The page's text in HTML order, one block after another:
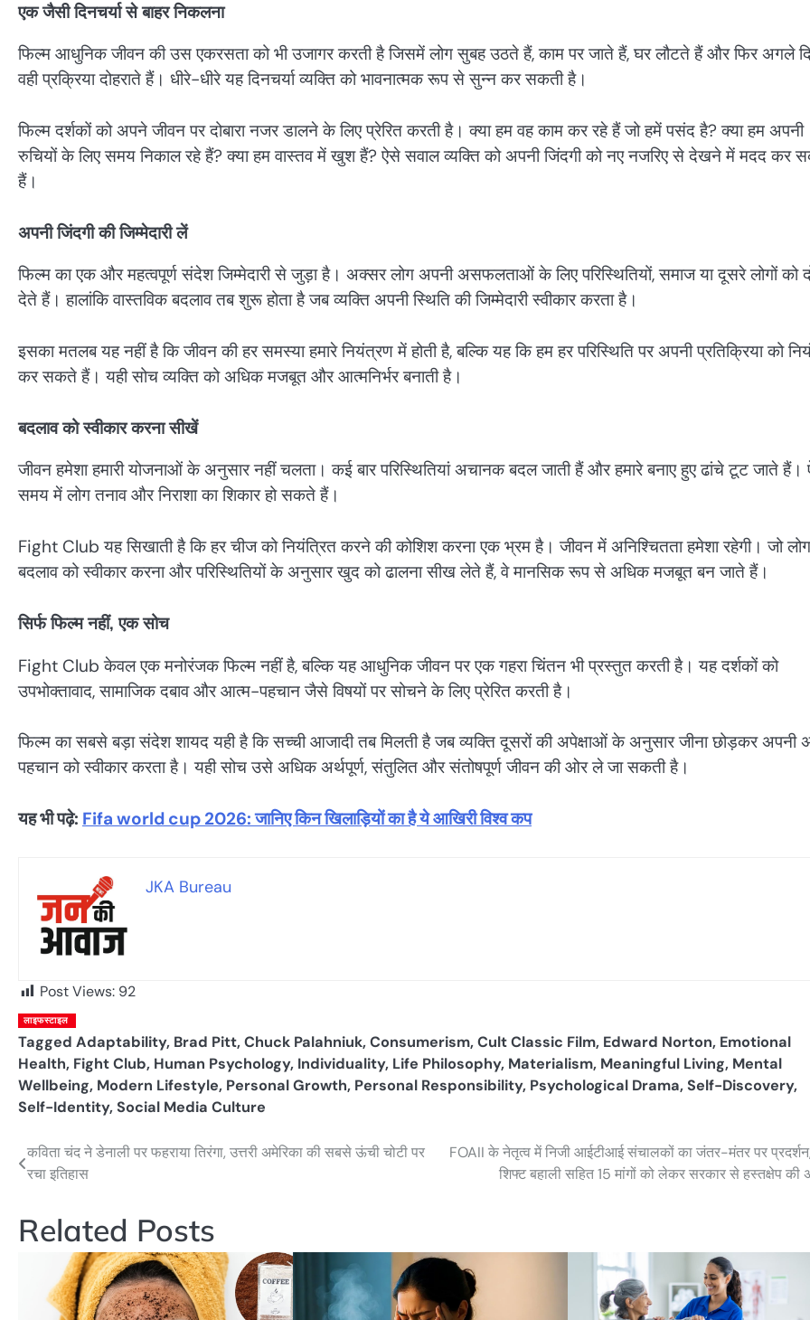
एक जैसी दिनचर्या से बाहर निकलना
फिल्म आधुनिक जीवन की उस एकरसता को भी उजागर करती है जिसमें लोग सुबह उठते हैं, काम पर जाते हैं, घर लौटते हैं और फिर अगले
वही प्रक्रिया दोहराते हैं। धीरे-धीरे यह दिनचर्या व्यक्ति को भावनात्मक रूप से सुन्न कर सकती है।
फिल्म दर्शकों को अपने जीवन पर दोबारा नजर डालने के लिए प्रेरित करती है। क्या हम वह काम कर रहे हैं जो हमें पसंद है? क्या हम अपनी
रुचियों के लिए समय निकाल रहे हैं? क्या हम वास्तव में खुश हैं? ऐसे सवाल व्यक्ति को अपनी जिंदगी को नए नजरिए से देखने में मदद कर
हैं।
अपनी जिंदगी की जिम्मेदारी लें
फिल्म का एक और महत्वपूर्ण संदेश जिम्मेदारी से जुड़ा है। अक्सर लोग अपनी असफलताओं के लिए परिस्थितियों, समाज या दूसरे लोगों को
देते हैं। हालांकि वास्तविक बदलाव तब शुरू होता है जब व्यक्ति अपनी स्थिति की जिम्मेदारी स्वीकार करता है।
इसका मतलब यह नहीं है कि जीवन की हर समस्या हमारे नियंत्रण में होती है, बल्कि यह कि हम हर परिस्थिति पर अपनी प्रतिक्रिया को
कर सकते हैं। यही सोच व्यक्ति को अधिक मजबूत और आत्मनिर्भर बनाती है।
बदलाव को स्वीकार करना सीखें
जीवन हमेशा हमारी योजनाओं के अनुसार नहीं चलता। कई बार परिस्थितियां अचानक बदल जाती हैं और हमारे बनाए हुए ढांचे टूट जाते हैं।
समय में लोग तनाव और निराशा का शिकार हो सकते हैं।
Fight Club यह सिखाती है कि हर चीज को नियंत्रित करने की कोशिश करना एक भ्रम है। जीवन में अनिश्चितता हमेशा रहेगी। जो लोग
बदलाव को स्वीकार करना और परिस्थितियों के अनुसार खुद को ढालना सीख लेते हैं, वे मानसिक रूप से अधिक मजबूत बन जाते हैं।
सिर्फ फिल्म नहीं, एक सोच
Fight Club केवल एक मनोरंजक फिल्म नहीं है, बल्कि यह आधुनिक जीवन पर एक गहरा चिंतन भी प्रस्तुत करती है। यह दर्शकों को
उपभोक्तावाद, सामाजिक दबाव और आत्म-पहचान जैसे विषयों पर सोचने के लिए प्रेरित करती है।
फिल्म का सबसे बड़ा संदेश शायद यही है कि सच्ची आजादी तब मिलती है जब व्यक्ति दूसरों की अपेक्षाओं के अनुसार जीना छोड़कर अपनी
पहचान को स्वीकार करता है। यही सोच उसे अधिक अर्थपूर्ण, संतुलित और संतोषपूर्ण जीवन की ओर ले जा सकती है।
यह भी पढ़े: Fifa world cup 2026: जानिए किन खिलाड़ियों का है ये आखिरी विश्व कप
JKA Bureau
Post Views: 92
लाइफस्टाइल
Tagged Adaptability, Brad Pitt,Chuck Palahniuk,Consumerism,Cult Classic Film, Edward Norton, Emotional
Health, Fight Club, Human Psychology, Individuality, Life Philosophy, Materialism, Meaningful Living, Mental
Wellbeing, Modern Lifestyle, Personal Growth, Personal Responsibility, Psychological Drama,Self-Discovery,
Self-Identity,Social Media Culture
Post
navigation
कविता चंद ने डेनाली पर फहराया तिरंगा, उत्तरी अमेरिका की सबसे ऊंची चोटी पर
रचा इतिहास
FOAII के नेतृत्व में निजी आईटीआई संचालकों का जंतर-मंतर पर
शिफ्ट बहाली सहित 15 मांगों को लेकर सरकार से हस्तक्षेप की
Related Posts